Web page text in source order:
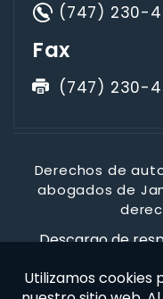
(747) 230-
Fax
(747) 230-
Derechos de
abogados de
Descargo de
*Las imágenes se